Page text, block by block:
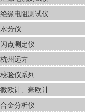
绝缘电阻测试仪
水分仪
闪点测定仪
杭州远方
校验仪系列
微欧计、毫欧计
合金分析仪